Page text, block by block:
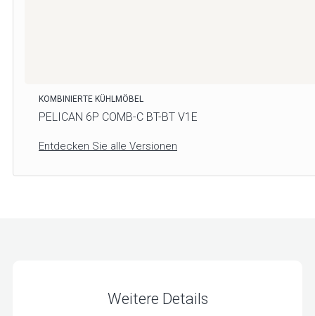
KOMBINIERTE KÜHLMÖBEL
PELICAN 6P COMB-C BT-BT V1E
Entdecken Sie alle Versionen
Weitere Details